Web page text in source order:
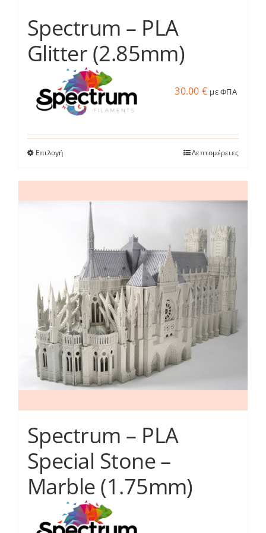
Spectrum – PLA
Glitter (2.85mm)
30.00 € με ΦΠΑ
ΕπιλογήΑυτό
έχει
πολλαπλές
παραλλαγές.
επιλογές
μπορούν
να
επιλεγούν
στη
σελίδα
του
προϊόντος
Λεπτομέρειες
Spectrum – PLA
Special Stone –
Marble (1.75mm)